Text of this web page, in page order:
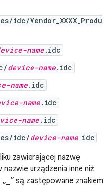
idc/Vendor_XXXX_Produ
name.idc
device-name.idc
name.idc
name.idc
name.idc
idc/device-name.idc
zawierającej nazwę
urządzenia inne niż
„_” są zastępowane znakiem